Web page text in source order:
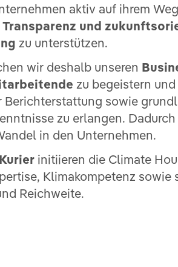
aktiv auf ihrem
und
zu unterstützen.
wir deshalb unseren
zu begeistern
Berichterstattung sowie
zu erlangen.
in den Unternehmen.
Kurier initiieren die Climate
Klimakompetenz sowie
Reichweite.